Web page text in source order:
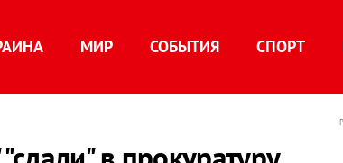
МИР СОБЫТИЯ СПОРТ